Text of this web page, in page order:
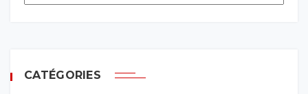
CATÉGORIES